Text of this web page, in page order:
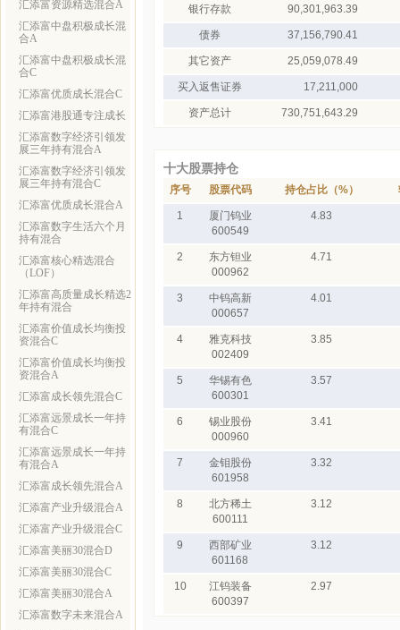
汇添富资源精选混合A
汇添富中盘积极成长混
合A
汇添富中盘积极成长混
合C
汇添富优质成长混合C
汇添富港股通专注成长
汇添富数字经济引领发
展三年持有混合A
汇添富数字经济引领发
展三年持有混合C
汇添富优质成长混合A
汇添富数字生活六个月
持有混合
汇添富核心精选混合
（LOF）
汇添富高质量成长精选2
年持有混合
汇添富价值成长均衡投
资混合C
汇添富价值成长均衡投
资混合A
汇添富成长领先混合C
汇添富远景成长一年持
有混合C
汇添富远景成长一年持
有混合A
汇添富成长领先混合A
汇添富产业升级混合A
汇添富产业升级混合C
汇添富美丽30混合D
汇添富美丽30混合C
汇添富美丽30混合A
汇添富数字未来混合A
银行存款 90,301,963.39
债券 37,156,790.41
其它资产 25,059,078.49
买入返售证券 17,211,000
资产总计 730,751,643.29
十大股票持仓
序号 股票代码 持仓占比（%）
1
厦门钨业
600549
4.83
2
东方钽业
000962
4.71
3
中钨高新
000657
4.01
4
雅克科技
002409
3.85
5
华锡有色
600301
3.57
6
锡业股份
000960
3.41
7
金钼股份
601958
3.32
8
北方稀土
600111
3.12
9
西部矿业
601168
3.12
10
江钨装备
600397
2.97